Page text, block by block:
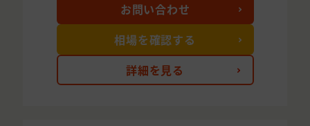
詳細を見る
お問い合わせ
相場を確認する